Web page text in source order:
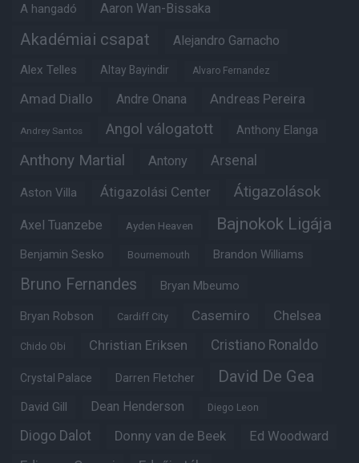
A hangadó Aaron Wan-Bissaka
Akadémiai csapat Alejandro Garnacho
Alex Telles Altay Bayindir Alvaro Fernandez
Amad Diallo Andre Onana Andreas Pereira
Andrey Santos Angol válogatott Anthony Elanga
Anthony Martial Antony Arsenal
Aston Villa Átigazolási Center Átigazolások
Axel Tuanzebe Ayden Heaven Bajnokok Ligája
Benjamin Sesko Bournemouth Brandon Williams
Bruno Fernandes Bryan Mbeumo
Bryan Robson Cardiff City Casemiro Chelsea
Chido Obi Christian Eriksen Cristiano Ronaldo
Crystal Palace Darren Fletcher David De Gea
David Gill Dean Henderson Diego Leon
Diogo Dalot Donny van de Beek Ed Woodward